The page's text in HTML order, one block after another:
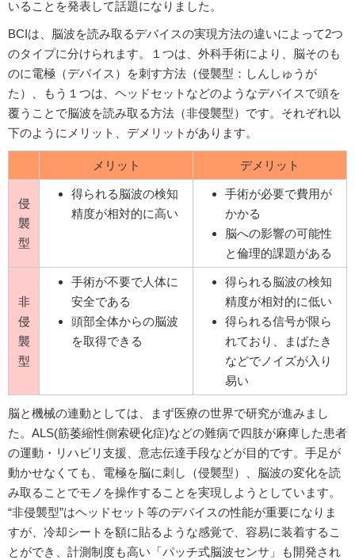
いることを発表して話題になりました。
BCIは、脳波を読み取るデバイスの実現方法の違いによって2つ
のタイプに分けられます。１つは、外科手術により、脳そのも
のに電極（デバイス）を刺す方法（侵襲型：しんしゅうが
た）、もう１つは、ヘッドセットなどのようなデバイスで頭を
覆うことで脳波を読み取る方法（非侵襲型）です。それぞれ以
下のようにメリット、デメリットがあります。
メリット デメリット
侵
襲
型
得られる脳波の検知
精度が相対的に高い
手術が必要で費用が
かかる
脳への影響の可能性
と倫理的課題がある
非
侵
襲
型
手術が不要で人体に
安全である
頭部全体からの脳波
を取得できる
得られる脳波の検知
精度が相対的に低い
得られる信号が限ら
れており、まばたき
などでノイズが入り
易い
脳と機械の連動としては、まず医療の世界で研究が進みまし
た。ALS(筋萎縮性側索硬化症)などの難病で四肢が麻痺した患者
の運動・リハビリ支援、意志伝達手段などが目的です。手足が
動かせなくても、電極を脳に刺し（侵襲型）、脳波の変化を読
み取ることでモノを操作することを実現しようとしています。
“非侵襲型”はヘッドセット等のデバイスの性能が重要になりま
すが、冷却シートを額に貼るような感覚で、容易に装着するこ
とができ、計測制度も高い「パッチ式脳波センサ」も開発され